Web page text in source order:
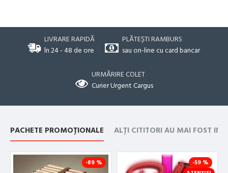
LIVRARE RAPIDĂ
în 24 - 48 de ore
PLĂTEȘTI RAMBURS
sau on-line cu card bancar
URMĂRIRE COLET
Curier Urgent Cargus
PACHETE PROMOȚIONALE ALȚI CITITORI AU MAI FOST
-89 % -59 %